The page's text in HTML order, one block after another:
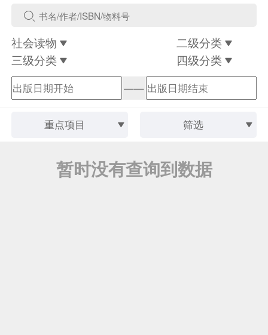
社会读物
二级分类
三级分类
四级分类
——
重点项目 筛选
暂时没有查询到数据